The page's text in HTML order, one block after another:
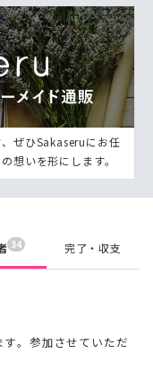
ぜひSakaseruにお任
想いを形にします。
34 完了・収支
。参加させていただ